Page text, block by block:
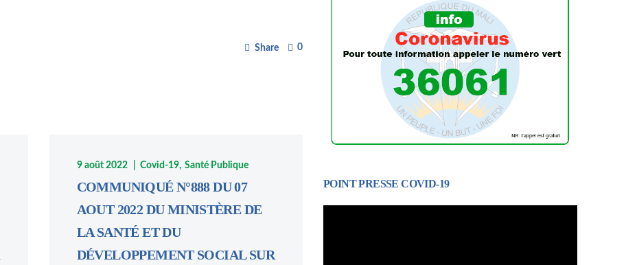
Share 0
9 août 2022 Covid-19 Santé Publique
COMMUNIQUÉ N°888 DU 07
AOUT 2022 DU MINISTÈRE DE
LA SANTÉ ET DU
DÉVELOPPEMENT SOCIAL SUR
POINT PRESSE COVID-19